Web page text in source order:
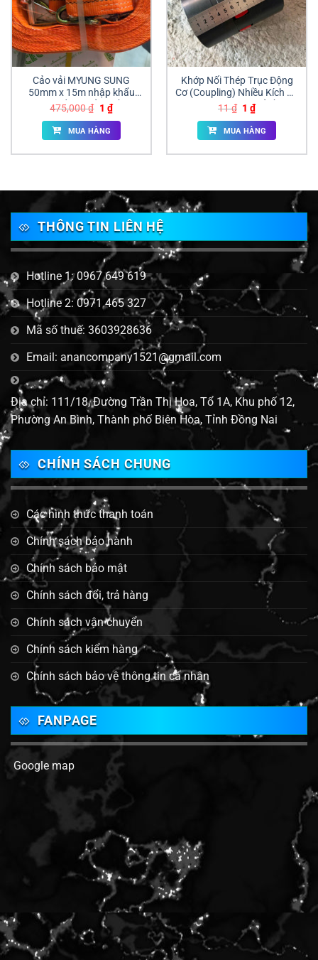
Cảo vải MYUNG SUNG
50mm x 15m nhập khẩu
Hàn Quốc giá sỉ tại Đồng
Nai | ANAN
475,000₫ Giá
gốc
là:
475,000 ₫.
1 ₫Giá
hiện
tại
MUA HÀNG
Khớp Nối Thép Trục Động
Cơ (Coupling) Nhiều Kích Cỡ
Chính Hãng | Giá Sỉ Đồng
Nai
11₫ Giá
gốc
là:
11 ₫.
1₫Giá
hiện
tại
là:
MUA HÀNG
THÔNG TIN LIÊN HỆ
Hotline 1: 0967 649 619
Hotline 2: 0971 465 327
Mã số thuế: 3603928636
Email: anancompany1521@gmail.com
Địa chỉ: 111/18, Đường Trần Thị Hoa, Tổ 1A, Khu phố 12,
Phường An Bình, Thành phố Biên Hòa, Tỉnh Đồng Nai
CHÍNH SÁCH CHUNG
Các hình thức thanh toán
Chính sách bảo hành
Chính sách bảo mật
Chính sách đổi, trả hàng
Chính sách vận chuyển
Chính sách kiểm hàng
Chính sách bảo vệ thông tin cá nhân
FANPAGE
Google map